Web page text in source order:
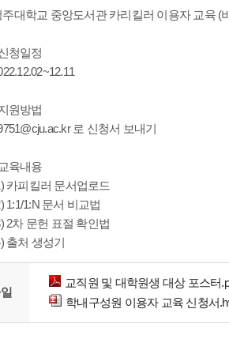
주대학교 중앙도서관 카리킬러 이용자 교육 (
청일정
원방법
로 신청서 보내기
육내용
카피킬러 문서업로드
1:1/1:N 문서 비교법
2차 문헌 표절 확인법
출처 생성기
교직원 및 대학원생 대상 포스터
학내구성원 이용자 교육 신청서